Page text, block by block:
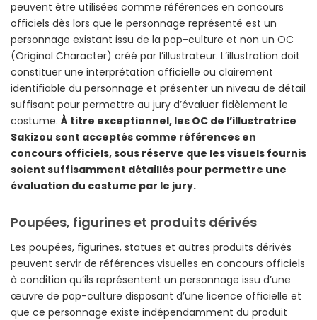
peuvent être utilisées comme références en concours
officiels dès lors que le personnage représenté est un
personnage existant issu de la pop-culture et non un OC
(Original Character) créé par l’illustrateur. L’illustration doit
constituer une interprétation officielle ou clairement
identifiable du personnage et présenter un niveau de détail
suffisant pour permettre au jury d’évaluer fidèlement le
costume. À titre exceptionnel, les OC de l’illustratrice
Sakizou sont acceptés comme références en
concours officiels, sous réserve que les visuels fournis
soient suffisamment détaillés pour permettre une
évaluation du costume par le jury.
Poupées, figurines et produits dérivés
Les poupées, figurines, statues et autres produits dérivés
peuvent servir de références visuelles en concours officiels
à condition qu’ils représentent un personnage issu d’une
œuvre de pop-culture disposant d’une licence officielle et
que ce personnage existe indépendamment du produit